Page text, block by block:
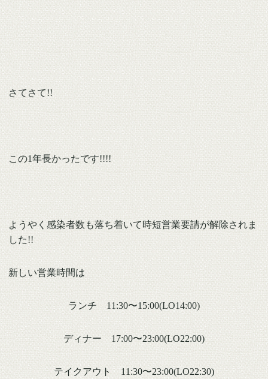
さてさて!!
この1年長かったです!!!!
ようやく感染者数も落ち着いて時短営業要請が解除されま
した!!
新しい営業時間は
ランチ 11:30〜15:00(LO14:00)
ディナー 17:00〜23:00(LO22:00)
テイクアウト 11:30〜23:00(LO22:30)